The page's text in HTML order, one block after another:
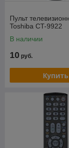
Пульт
Toshiba CT-9922
В наличии
10 руб.
Купить